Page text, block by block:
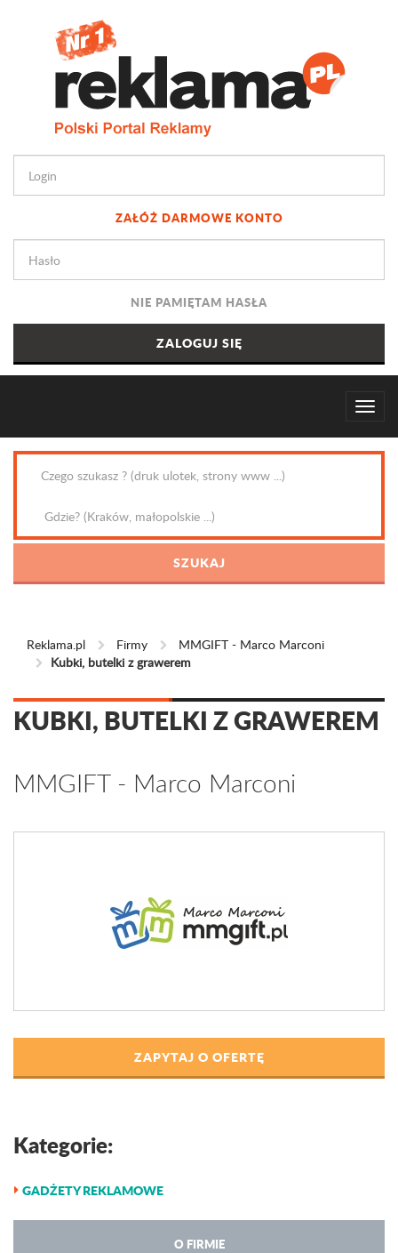
ZAŁÓŻ DARMOWE KONTO
NIE PAMIĘTAM HASŁA
Reklama.pl Firmy
MMGIFT - Marco Marconi
Kubki, butelki z grawerem
KUBKI, BUTELKI Z GRAWEREM
MMGIFT - Marco Marconi
ZAPYTAJ O OFERTĘ
Kategorie:
GADŻETY REKLAMOWE
O FIRMIE